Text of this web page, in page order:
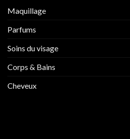
Maquillage
Parfums
Soins du visage
Corps & Bains
Cheveux